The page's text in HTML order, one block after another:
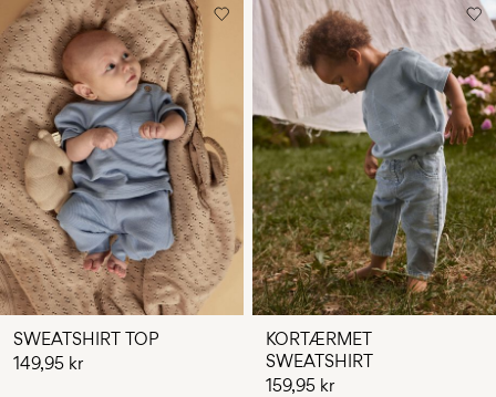
SWEATSHIRT TOP
149,95 kr
KORTÆRMET
SWEATSHIRT
159,95 kr